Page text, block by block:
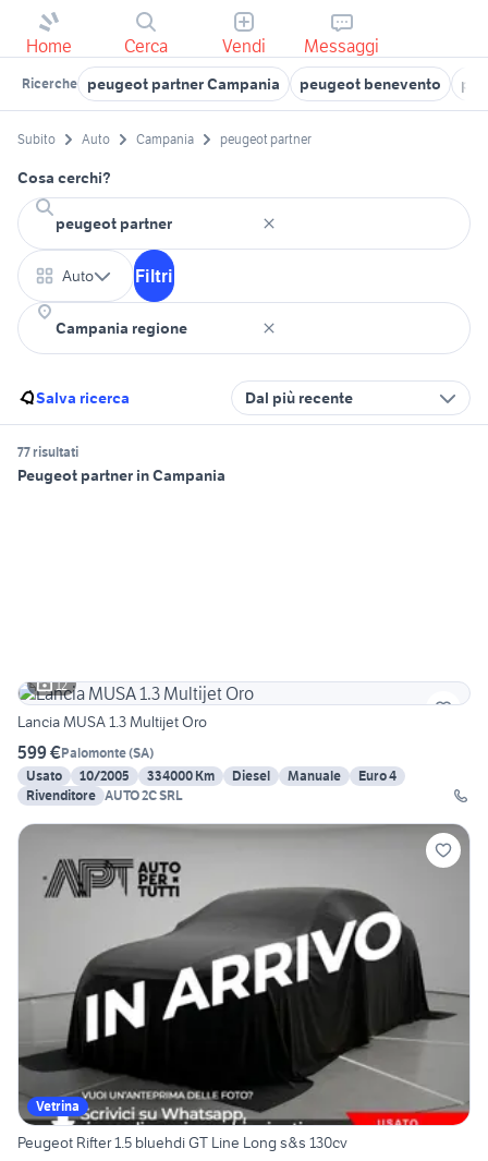
Home Cerca Vendi Messaggi
Ricerche peugeot partner Campania peugeot benevento
Subito Auto Campania peugeot partner
Cosa cerchi?
Auto Filtri
Salva ricerca Dal più recente
77 risultati
Peugeot partner in Campania
12
Lancia MUSA 1.3 Multijet Oro
599 €Palomonte(SA)
Usato
10/2005 334000 Km Diesel Manuale
Euro 4
Rivenditore AUTO 2C SRL
Vetrina
Peugeot Rifter 1.5 bluehdi GT Line Long s&s 130cv